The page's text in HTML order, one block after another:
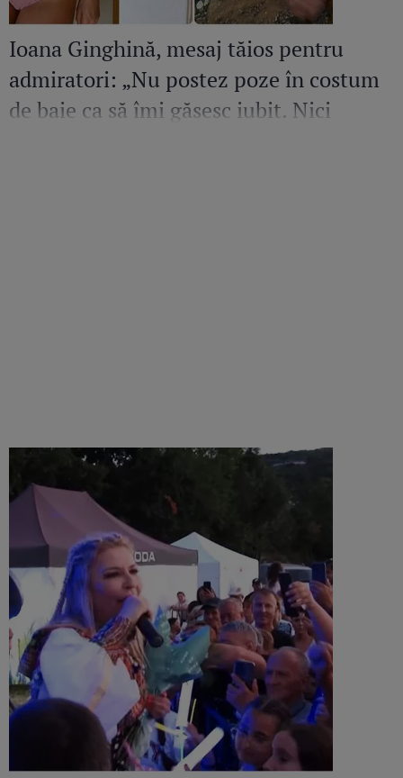
Ioana Ginghină, mesaj tăios pentru
admiratori: „Nu postez poze în costum
de baie ca să îmi găsesc iubit. Nici